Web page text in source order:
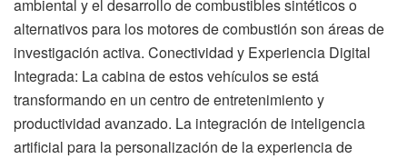
ambiental y el desarrollo de combustibles sintéticos o
alternativos para los motores de combustión son áreas de
investigación activa. Conectividad y Experiencia Digital
Integrada: La cabina de estos vehículos se está
transformando en un centro de entretenimiento y
productividad avanzado. La integración de inteligencia
artificial para la personalización de la experiencia de